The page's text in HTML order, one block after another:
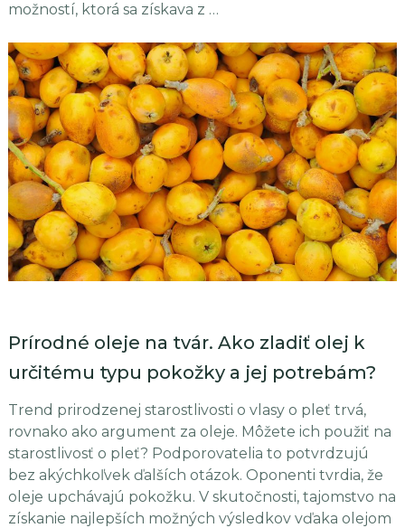
možností, ktorá sa získava z …
Prírodné oleje na tvár. Ako zladiť olej k
určitému typu pokožky a jej potrebám?
Trend prirodzenej starostlivosti o vlasy o pleť trvá,
rovnako ako argument za oleje. Môžete ich použiť na
starostlivosť o pleť? Podporovatelia to potvrdzujú
bez akýchkoľvek ďalších otázok. Oponenti tvrdia, že
oleje upchávajú pokožku. V skutočnosti, tajomstvo na
získanie najlepších možných výsledkov vďaka olejom